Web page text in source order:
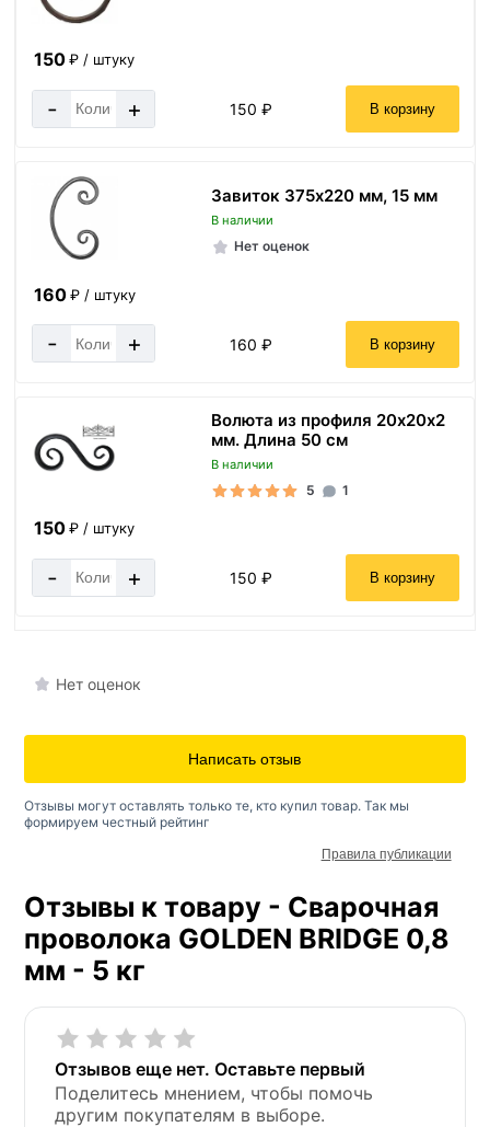
150₽ / штуку
- + 150 ₽ В корзину
Завиток 375х220 мм, 15 мм
В наличии
Нет оценок
160₽ / штуку
- + 160 ₽ В корзину
Волюта из профиля 20х20х2
мм. Длина 50 см
В наличии
5 1
150₽ / штуку
- + 150 ₽ В корзину
Отзывы к товару - Сварочная
проволока GOLDEN BRIDGE 0,8
мм - 5 кг
Отзывов еще нет. Оставьте первый
Поделитесь мнением, чтобы помочь
другим покупателям в выборе.
Нет оценок
Написать отзыв
Отзывы могут оставлять только те, кто купил товар. Так мы
формируем честный рейтинг
Правила публикации